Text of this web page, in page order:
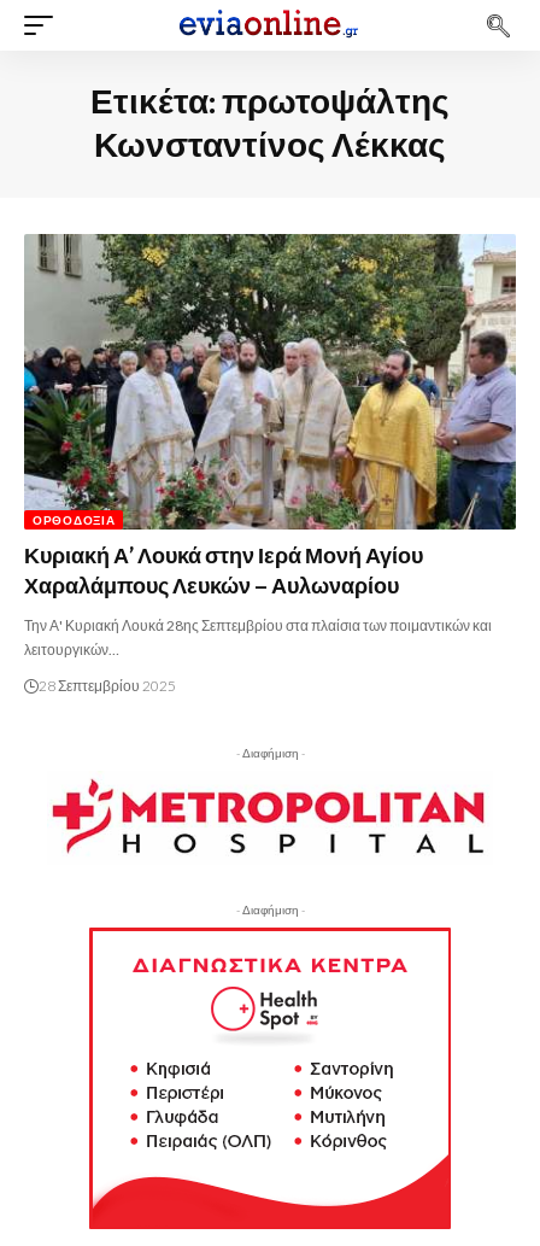
Ετικέτα:πρωτοψάλτης
Κωνσταντίνος Λέκκας
ΟΡΘΟΔΟΞΊΑ
Κυριακή Α’ Λουκά στην Ιερά Μονή Αγίου
Χαραλάμπους Λευκών – Αυλωναρίου
Την Α' Κυριακή Λουκά 28ης Σεπτεμβρίου στα πλαίσια των ποιμαντικών και
λειτουργικών…
28 Σεπτεμβρίου 2025
- Διαφήμιση -
- Διαφήμιση -